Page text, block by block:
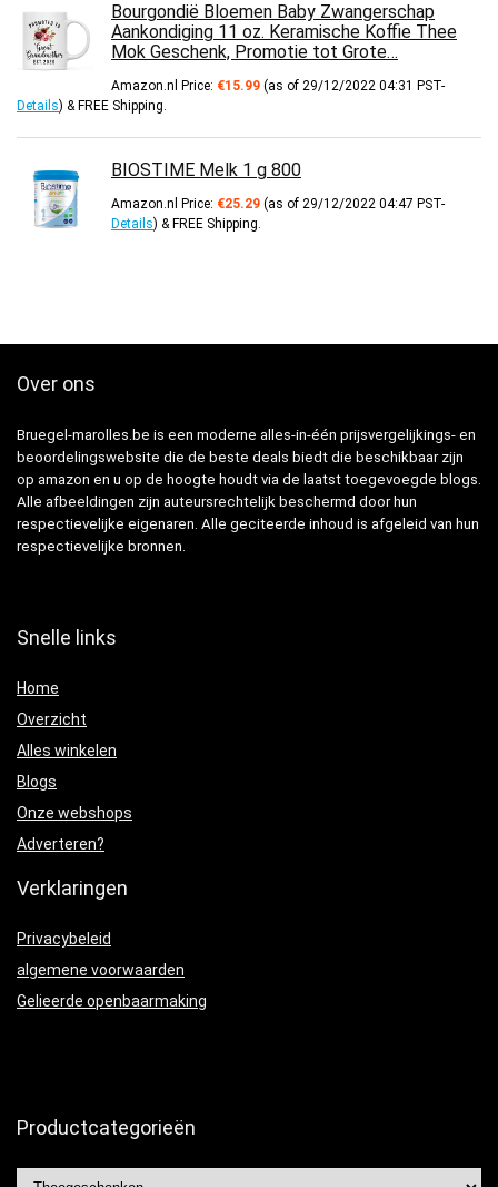
Bourgondië Bloemen Baby Zwangerschap
Aankondiging 11 oz. Keramische Koffie Thee
Mok Geschenk, Promotie tot Grote…
Amazon.nl Price: €15.99 (as of 29/12/2022 04:31 PST-
Details) & FREE Shipping.
BIOSTIME Melk 1 g 800
Amazon.nl Price: €25.29 (as of 29/12/2022 04:47 PST-
Details) & FREE Shipping.
Over ons
Bruegel-marolles.be is een moderne alles-in-één prijsvergelijkings- en
beoordelingswebsite die de beste deals biedt die beschikbaar zijn
op amazon en u op de hoogte houdt via de laatst toegevoegde blogs.
Alle afbeeldingen zijn auteursrechtelijk beschermd door hun
respectievelijke eigenaren. Alle geciteerde inhoud is afgeleid van hun
respectievelijke bronnen.
Snelle links
Home
Overzicht
Alles winkelen
Blogs
Onze webshops
Adverteren?
Verklaringen
Privacybeleid
algemene voorwaarden
Gelieerde openbaarmaking
Productcategorieën